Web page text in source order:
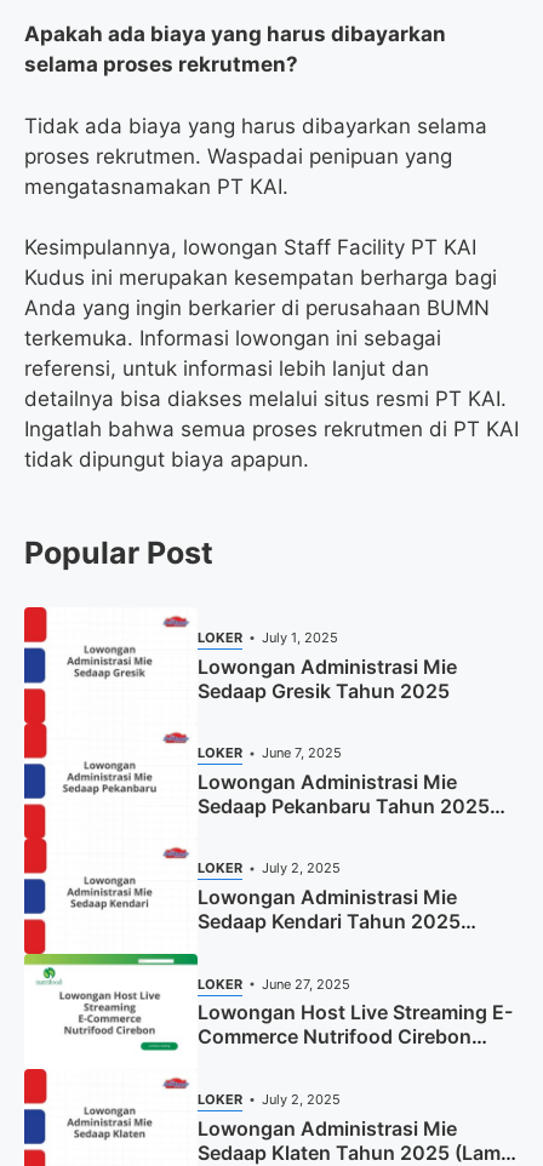
Apakah ada biaya yang harus dibayarkan
selama proses rekrutmen?
Tidak ada biaya yang harus dibayarkan selama
proses rekrutmen. Waspadai penipuan yang
mengatasnamakan PT KAI.
Kesimpulannya, lowongan Staff Facility PT KAI
Kudus ini merupakan kesempatan berharga bagi
Anda yang ingin berkarier di perusahaan BUMN
terkemuka. Informasi lowongan ini sebagai
referensi, untuk informasi lebih lanjut dan
detailnya bisa diakses melalui situs resmi PT KAI.
Ingatlah bahwa semua proses rekrutmen di PT KAI
tidak dipungut biaya apapun.
Popular Post
LOKER July 1, 2025
Lowongan Administrasi Mie
Sedaap Gresik Tahun 2025
LOKER June 7, 2025
Lowongan Administrasi Mie
Sedaap Pekanbaru Tahun 2025
LOKER July 2, 2025
Lowongan Administrasi Mie
Sedaap Kendari Tahun 2025
LOKER June 27, 2025
Lowongan Host Live Streaming E-
Commerce Nutrifood Cirebon
LOKER July 2, 2025
Lowongan Administrasi Mie
Sedaap Klaten Tahun 2025 (Lamar